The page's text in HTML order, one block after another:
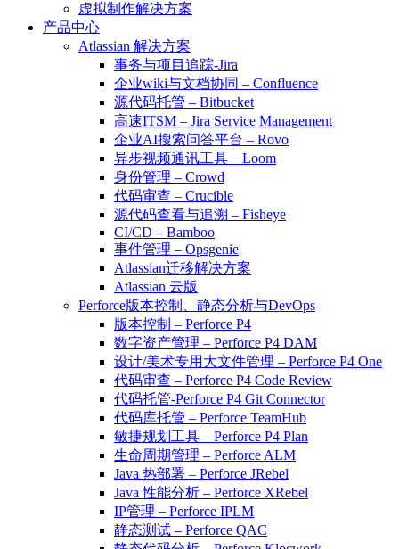
虚拟制作解决方案
产品中心
Atlassian 解决方案
事务与项目追踪-Jira
企业wiki与文档协同 – Confluence
源代码托管 – Bitbucket
高速ITSM – Jira Service Management
企业AI搜索问答平台 – Rovo
异步视频通讯工具 – Loom
身份管理 – Crowd
代码审查 – Crucible
源代码查看与追溯 – Fisheye
CI/CD – Bamboo
事件管理 – Opsgenie
Atlassian迁移解决方案
Atlassian 云版
Perforce版本控制、静态分析与DevOps
版本控制 – Perforce P4
数字资产管理 – Perforce P4 DAM
设计/美术专用大文件管理 – Perforce P4 One
代码审查 – Perforce P4 Code Review
代码托管-Perforce P4 Git Connector
代码库托管 – Perforce TeamHub
敏捷规划工具 – Perforce P4 Plan
生命周期管理 – Perforce ALM
Java 热部署 – Perforce JRebel
Java 性能分析 – Perforce XRebel
IP管理 – Perforce IPLM
静态测试 – Perforce QAC